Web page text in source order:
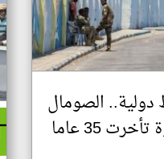
الصومال
35 عاما